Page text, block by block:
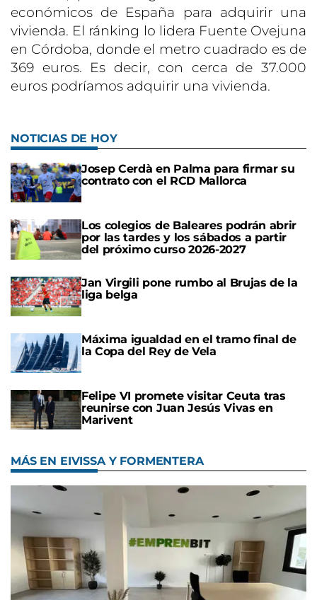
económicos de España para adquirir una
vivienda. El ránking lo lidera Fuente Ovejuna
en Córdoba, donde el metro cuadrado es de
369 euros. Es decir, con cerca de 37.000
euros podríamos adquirir una vivienda.
NOTICIAS DE HOY
Josep Cerdà en Palma para firmar su
contrato con el RCD Mallorca
Los colegios de Baleares podrán abrir
por las tardes y los sábados a partir
del próximo curso 2026-2027
Jan Virgili pone rumbo al Brujas de la
liga belga
Máxima igualdad en el tramo final de
la Copa del Rey de Vela
Felipe VI promete visitar Ceuta tras
reunirse con Juan Jesús Vivas en
Marivent
MÁS EN EIVISSA Y FORMENTERA